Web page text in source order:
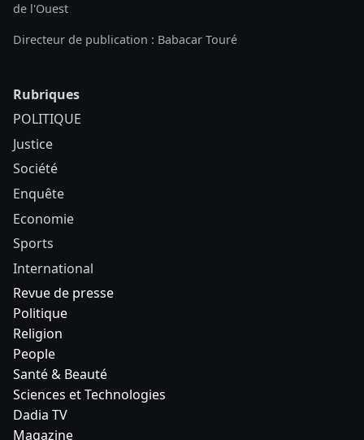
de l'Ouest
Directeur de publication : Babacar Touré
Rubriques
POLITIQUE
Justice
Société
Enquête
Economie
Sports
International
Revue de presse
Politique
Religion
People
Santé & Beauté
Sciences et Technologies
Dadia TV
Magazine